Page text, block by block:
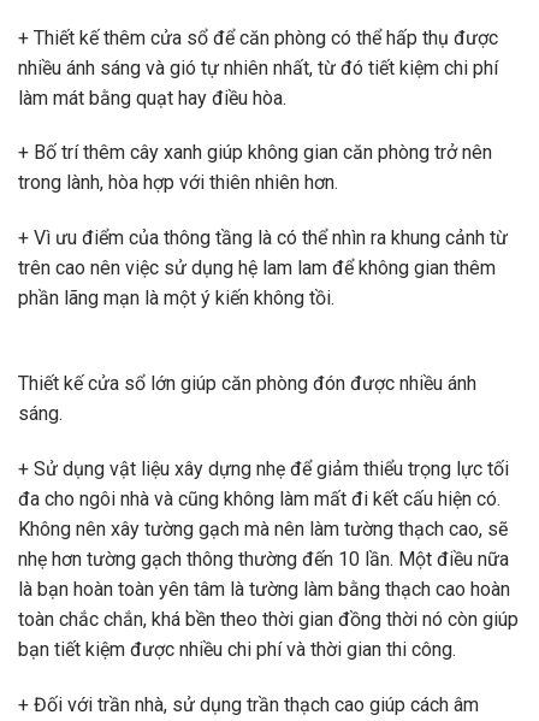
+ Thiết kế thêm cửa sổ để căn phòng có thể hấp thụ được
nhiều ánh sáng và gió tự nhiên nhất, từ đó tiết kiệm chi phí
làm mát bằng quạt hay điều hòa.
+ Bố trí thêm cây xanh giúp không gian căn phòng trở nên
trong lành, hòa hợp với thiên nhiên hơn.
+ Vì ưu điểm của thông tầng là có thể nhìn ra khung cảnh từ
trên cao nên việc sử dụng hệ lam lam để không gian thêm
phần lãng mạn là một ý kiến ​​không tồi.
Thiết kế cửa sổ lớn giúp căn phòng đón được nhiều ánh
sáng.
+ Sử dụng vật liệu xây dựng nhẹ để giảm thiểu trọng lực tối
đa cho ngôi nhà và cũng không làm mất đi kết cấu hiện có.
Không nên xây tường gạch mà nên làm tường thạch cao, sẽ
nhẹ hơn tường gạch thông thường đến 10 lần. Một điều nữa
là bạn hoàn toàn yên tâm là tường làm bằng thạch cao hoàn
toàn chắc chắn, khá bền theo thời gian đồng thời nó còn giúp
bạn tiết kiệm được nhiều chi phí và thời gian thi công.
+ Đối với trần nhà, sử dụng trần thạch cao giúp cách âm